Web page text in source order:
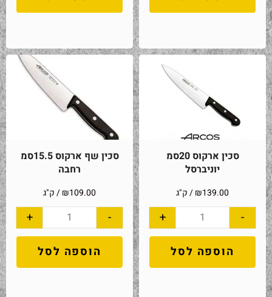
סכין ארקוס 20סמ
יוניברסל
₪139.00 / ק"ג
-
+
הוספה לסל
סכין שף ארקוס 15.5סמ
רחבה
₪109.00 / ק"ג
-
+
הוספה לסל